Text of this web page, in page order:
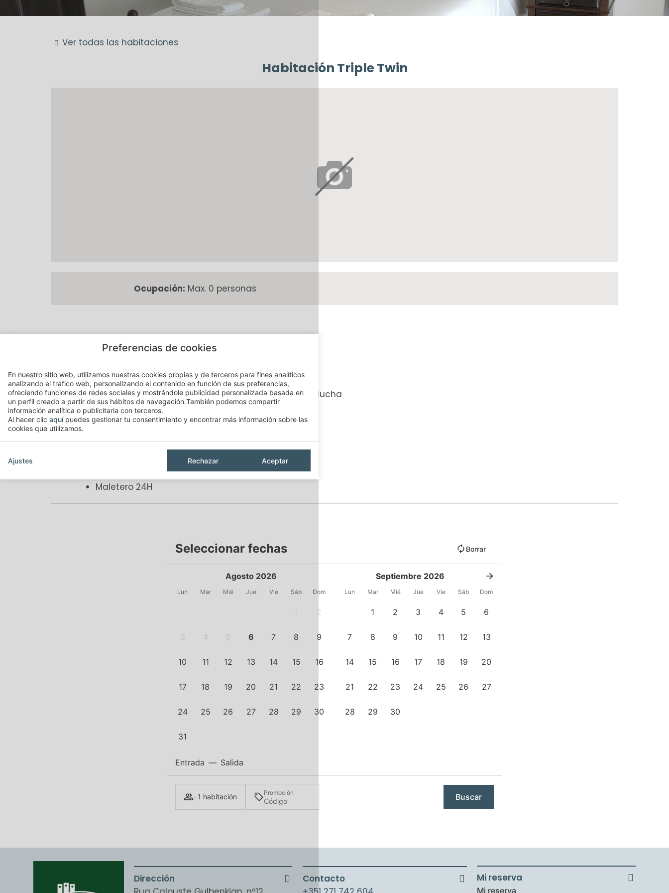
Ver todas las habitaciones
Habitación Triple Twin
Ocupación: Max. 0 personas
DISPONIBLE EN TODAS LAS HABITACIONES
Escritorio
Balcón
Televisión
Aire acondicionado
Servicio despertador
Maletero 24H
Bañera con ducha
Seleccionar fechas Borrar
Agosto 2026
Lun Mar Mié Jue Vie Sáb Dom
1 2
3 4 5 6 7 8 9
10 11 12 13 14 15 16
17 18 19 20 21 22 23
24 25 26 27 28 29 30
31
Septiembre 2026
Lun Mar Mié Jue Vie Sáb Dom
1 2 3 4 5 6
7 8 9 10 11 12 13
14 15 16 17 18 19 20
21 22 23 24 25 26 27
28 29 30
Entrada — Salida
· 1 habitación Promoción Buscar
Dirección
Contacto
Mi reserva
Mi reserva
Preferencias de cookies
En nuestro sitio web, utilizamos nuestras cookies propias y de terceros para fines analíticos
analizando el tráfico web, personalizando el contenido en función de sus preferencias,
ofreciendo funciones de redes sociales y mostrándole publicidad personalizada basada en
un perfil creado a partir de sus hábitos de navegación.También podemos compartir
información analítica o publicitaria con terceros.
Al hacer clic aquípuedes gestionar tu consentimiento y encontrar más información sobre las
cookies que utilizamos.
Ajustes Rechazar Aceptar